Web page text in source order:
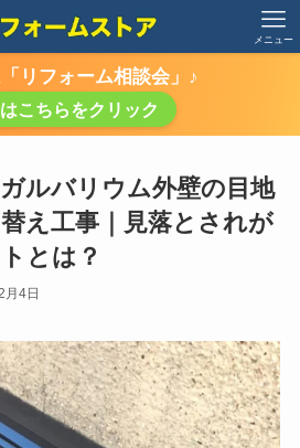
メニュー
リフォーム相談会」♪
こちらをクリック
ルバリウム外壁の目地
え工事｜見落とされが
とは？
月4日